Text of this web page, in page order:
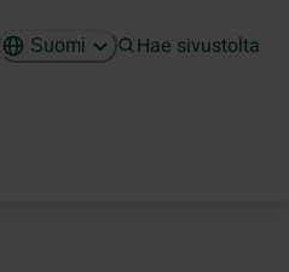
Suomi Hae sivustolta